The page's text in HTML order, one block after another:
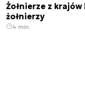
Żołnierze z
żołnierzy
4 min.